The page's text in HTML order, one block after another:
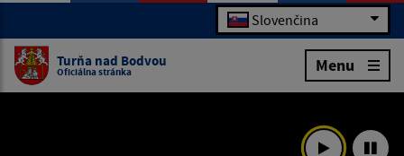
Slovenčina
Turňa nad Bodvou
Oficiálna stránka Menu